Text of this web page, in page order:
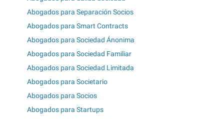
Abogados para Separación Socios
Abogados para Smart Contracts
Abogados para Sociedad Ánonima
Abogados para Sociedad Familiar
Abogados para Sociedad Limitada
Abogados para Societario
Abogados para Socios
Abogados para Startups